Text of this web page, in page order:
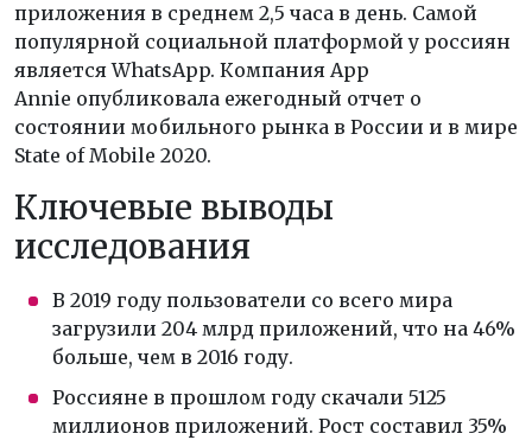
приложения в среднем 2,5 часа в день. Самой
популярной социальной платформой у россиян
является WhatsApp. Компания App
Annie опубликовала ежегодный отчет о
состоянии мобильного рынка в России и в мире
State of Mobile 2020.
Ключевые выводы
исследования
В 2019 году пользователи со всего мира
загрузили 204 млрд приложений, что на 46%
больше, чем в 2016 году.
Россияне в прошлом году скачали 5125
миллионов приложений. Рост составил 35%